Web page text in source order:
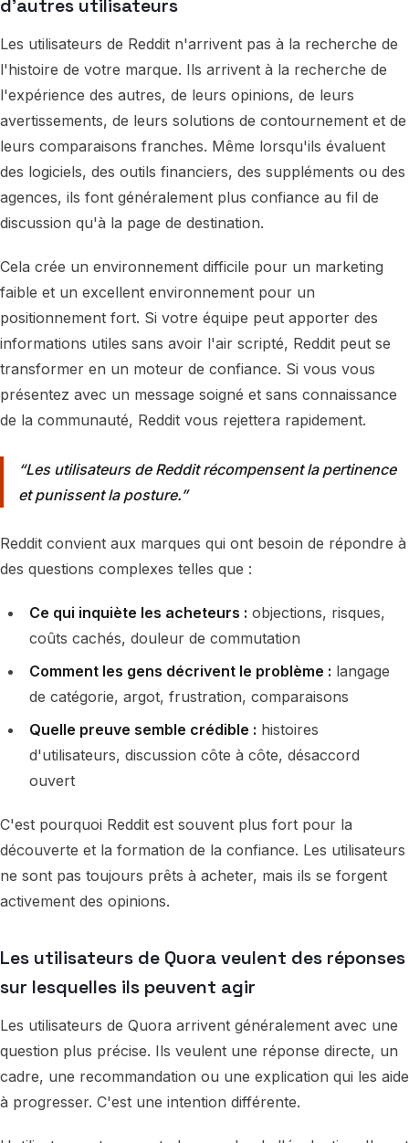
d'autres utilisateurs
Les utilisateurs de Reddit n'arrivent pas à la recherche de
l'histoire de votre marque. Ils arrivent à la recherche de
l'expérience des autres, de leurs opinions, de leurs
avertissements, de leurs solutions de contournement et de
leurs comparaisons franches. Même lorsqu'ils évaluent
des logiciels, des outils financiers, des suppléments ou des
agences, ils font généralement plus confiance au fil de
discussion qu'à la page de destination.
Cela crée un environnement difficile pour un marketing
faible et un excellent environnement pour un
positionnement fort. Si votre équipe peut apporter des
informations utiles sans avoir l'air scripté, Reddit peut se
transformer en un moteur de confiance. Si vous vous
présentez avec un message soigné et sans connaissance
de la communauté, Reddit vous rejettera rapidement.
Les utilisateurs de Reddit récompensent la pertinence
et punissent la posture.
Reddit convient aux marques qui ont besoin de répondre à
des questions complexes telles que :
Ce qui inquiète les acheteurs : objections, risques,
coûts cachés, douleur de commutation
Comment les gens décrivent le problème : langage
de catégorie, argot, frustration, comparaisons
Quelle preuve semble crédible : histoires
d'utilisateurs, discussion côte à côte, désaccord
ouvert
C'est pourquoi Reddit est souvent plus fort pour la
découverte et la formation de la confiance. Les utilisateurs
ne sont pas toujours prêts à acheter, mais ils se forgent
activement des opinions.
Les utilisateurs de Quora veulent des réponses
sur lesquelles ils peuvent agir
Les utilisateurs de Quora arrivent généralement avec une
question plus précise. Ils veulent une réponse directe, un
cadre, une recommandation ou une explication qui les aide
à progresser. C'est une intention différente.